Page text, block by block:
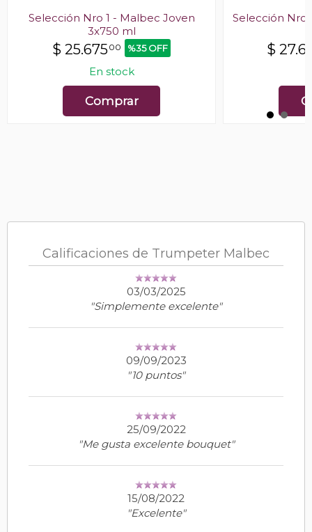
Selección Nro 1 - Malbec Joven
3x750 ml
$ 25.67500 %35 OFF
En stock
Comprar
Selección Nro
$
Calificaciones de Trumpeter Malbec
03/03/2025
"Simplemente excelente"
09/09/2023
"10 puntos"
25/09/2022
"Me gusta excelente bouquet"
15/08/2022
"Excelente"